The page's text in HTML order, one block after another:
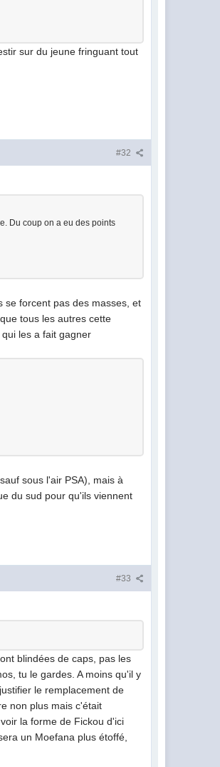
sur du jeune fringuant tout
#32
Du coup on a eu des points
se forcent pas des masses, et
tous les autres cette
les a fait gagner
sous l'air PSA), mais à
du sud pour qu'ils viennent
#33
blindées de caps, pas les
tu le gardes. A moins qu'il y
le remplacement de
non plus mais c'était
la forme de Fickou d'ici
un Moefana plus étoffé,